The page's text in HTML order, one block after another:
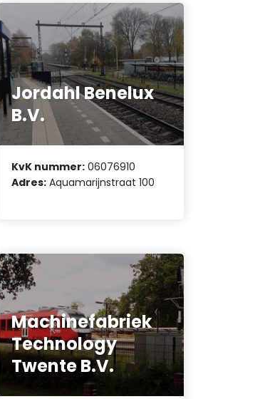
Jordahl Benelux
B.V.
KvK nummer: 06076910
Adres: Aquamarijnstraat 100
Machinefabriek
Technology
Twente B.V.